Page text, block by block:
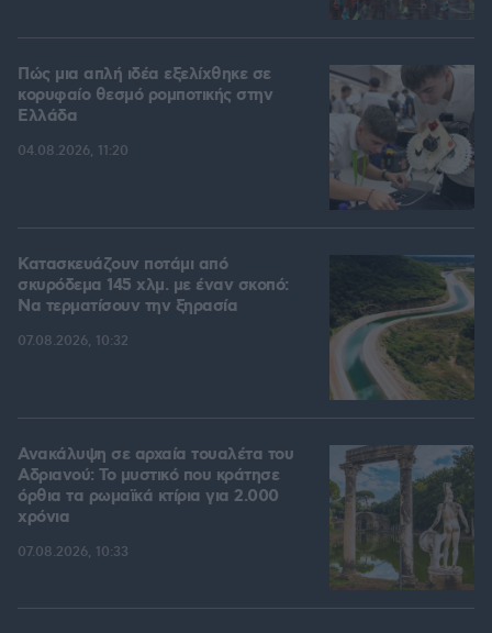
Πώς μια απλή ιδέα εξελίχθηκε σε
κορυφαίο θεσμό ρομποτικής στην
Ελλάδα
04.08.2026, 11:20
Κατασκευάζουν ποτάμι από
σκυρόδεμα 145 χλμ. με έναν σκοπό:
Να τερματίσουν την ξηρασία
07.08.2026, 10:32
Ανακάλυψη σε αρχαία τουαλέτα του
Αδριανού: Το μυστικό που κράτησε
όρθια τα ρωμαϊκά κτίρια για 2.000
χρόνια
07.08.2026, 10:33